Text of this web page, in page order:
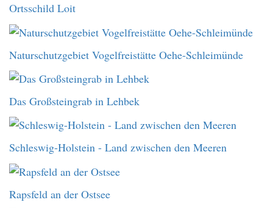
Ortsschild Loit
Naturschutzgebiet Vogelfreistätte Oehe-Schleimünde
Das Großsteingrab in Lehbek
Schleswig-Holstein - Land zwischen den Meeren
Rapsfeld an der Ostsee